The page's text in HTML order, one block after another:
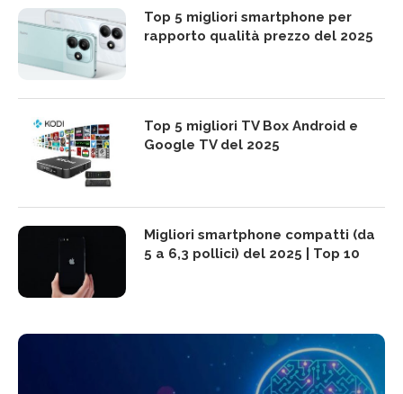
Top 5 migliori smartphone per
rapporto qualità prezzo del 2025
Top 5 migliori TV Box Android e
Google TV del 2025
Migliori smartphone compatti (da
5 a 6,3 pollici) del 2025 | Top 10